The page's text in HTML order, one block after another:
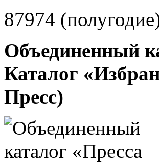
87974
Объединенный
Каталог
Пресс)